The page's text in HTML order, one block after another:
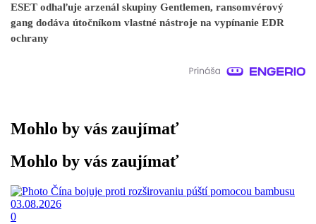
ESET odhaľuje arzenál skupiny Gentlemen, ransomvérový
gang dodáva útočníkom vlastné nástroje na vypínanie EDR
ochrany
Mohlo by vás zaujímať
Mohlo by vás zaujímať
03.08.2026
0